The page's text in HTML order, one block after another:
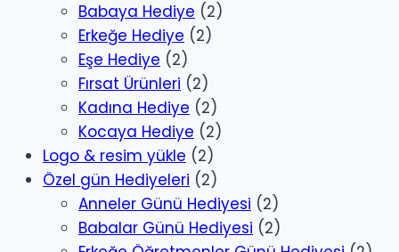
Babaya Hediye (2)
Erkeğe Hediye (2)
Eşe Hediye (2)
Fırsat Ürünleri (2)
Kadına Hediye (2)
Kocaya Hediye (2)
Logo & resim yükle (2)
Özel gün Hediyeleri (2)
Anneler Günü Hediyesi (2)
Babalar Günü Hediyesi (2)